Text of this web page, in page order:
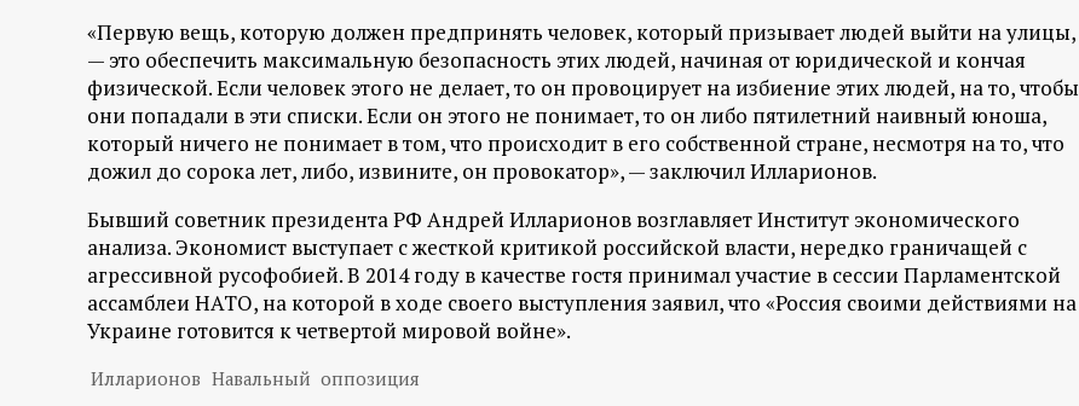
ы
й
п
о
р
т
а
«Первую вещь, которую должен предпринять человек, который призывает людей выйти на улицы,
— это обеспечить максимальную безопасность этих людей, начиная от юридической и кончая
физической. Если человек этого не делает, то он провоцирует на избиение этих людей, на то, чтобы
они попадали в эти списки. Если он этого не понимает, то он либо пятилетний наивный юноша,
который ничего не понимает в том, что происходит в его собственной стране, несмотря на то, что
дожил до сорока лет, либо, извините, он провокатор», — заключил Илларионов.
Бывший советник президента РФ Андрей Илларионов возглавляет Институт экономического
анализа. Экономист выступает с жесткой критикой российской власти, нередко граничащей с
агрессивной русофобией. В 2014 году в качестве гостя принимал участие в сессии Парламентской
ассамблеи НАТО, на которой в ходе своего выступления заявил, что «Россия своими действиями на
Украине готовится к четвертой мировой войне».
Илларионов Навальный оппозиция